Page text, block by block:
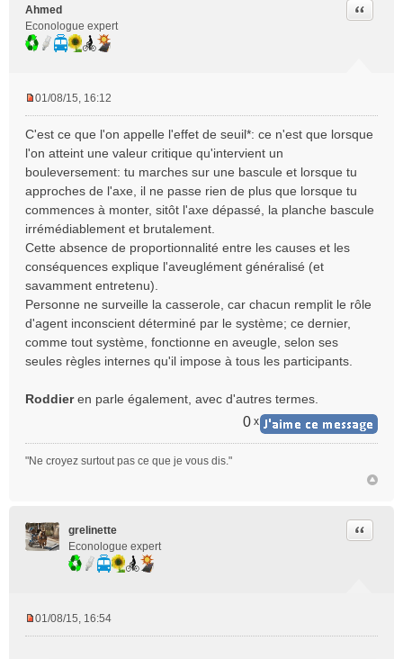
Ahmed
Econologue expert
Citer
s
s
a
g
e
n
n
l
u
01/08/15, 16:12
C'est ce que l'on appelle l'effet de seuil*: ce n'est que lorsque
l'on atteint une valeur critique qu'intervient un
bouleversement: tu marches sur une bascule et lorsque tu
approches de l'axe, il ne passe rien de plus que lorsque tu
commences à monter, sitôt l'axe dépassé, la planche bascule
irrémédiablement et brutalement.
Cette absence de proportionnalité entre les causes et les
conséquences explique l'aveuglément généralisé (et
savamment entretenu).
Personne ne surveille la casserole, car chacun remplit le rôle
d'agent inconscient déterminé par le système; ce dernier,
comme tout système, fonctionne en aveugle, selon ses
seules règles internes qu'il impose à tous les participants.
Roddieren parle également, avec d'autres termes.
0 x
"Ne croyez surtout pas ce que je vous dis."
grelinette
Econologue expert
Citer
01/08/15, 16:54